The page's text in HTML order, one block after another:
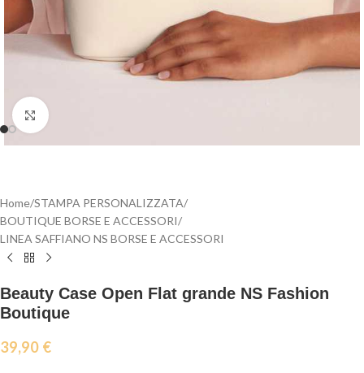
Click to enlarge
Home/STAMPA PERSONALIZZATA/
BOUTIQUE BORSE E ACCESSORI/
LINEA SAFFIANO NS BORSE E ACCESSORI
Beauty Case Open Flat grande NS Fashion
Boutique
39,90 €